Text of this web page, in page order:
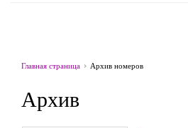
Главная страница Архив номеров
Архив